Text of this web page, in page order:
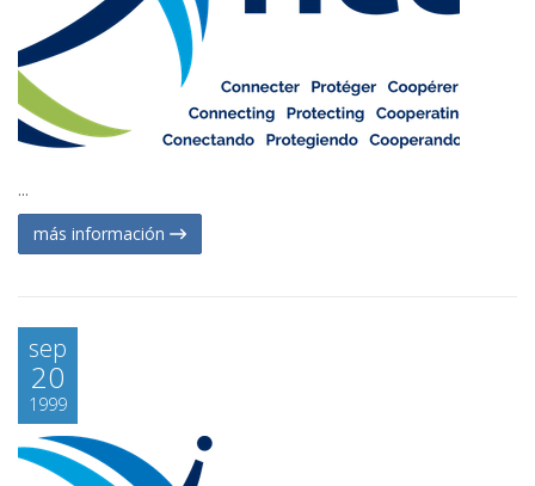
...
más información
sep
20
1999